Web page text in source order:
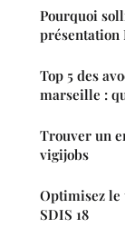
Pourquoi
présentation
Top 5 des
marseille :
Trouver un
vigijobs
Optimisez le
SDIS 18